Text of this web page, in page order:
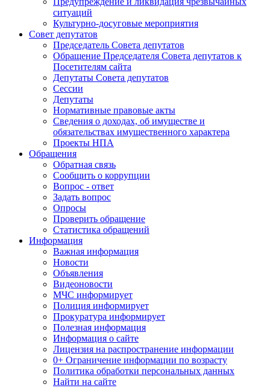
ситуаций
Культурно-досуговые мероприятия
Совет депутатов
Председатель Совета депутатов
Обращение Председателя Совета депутатов к
Посетителям сайта
Депутаты Совета депутатов
Сессии
Депутаты
Нормативные правовые акты
Сведения о доходах, об имуществе и
обязательствах имущественного характера
Проекты НПА
Обращения
Обратная связь
Сообщить о коррупции
Вопрос - ответ
Задать вопрос
Опросы
Проверить обращение
Статистика обращений
Информация
Важная информация
Новости
Объявления
Видеоновости
МЧС информирует
Полиция информирует
Прокуратура информирует
Полезная информация
Информация о сайте
Лицензия на распространение информации
0+ Ограничение информации по возрасту
Политика обработки персональных данных
Найти на сайте